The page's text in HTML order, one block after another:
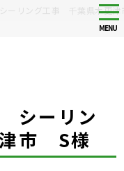
MENU
ーリング工事 千葉県木更
シーリン
市 S様